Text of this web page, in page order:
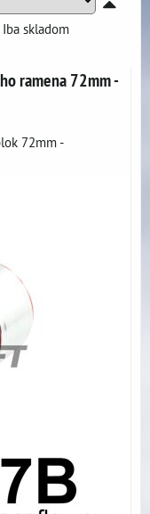
Iba skladom
ramena 72mm -
72mm -